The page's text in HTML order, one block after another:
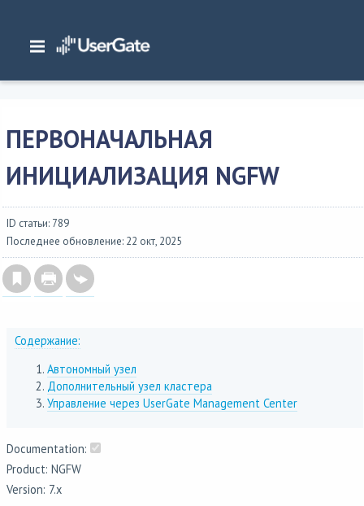
Главная/ Документация/NGFW
Интерфейс командной строки
ПЕРВОНАЧАЛЬНАЯ
ИНИЦИАЛИЗАЦИЯ NGFW
ID статьи: 789
Последнее обновление: 22 окт, 2025
Содержание:
Автономный узел
Дополнительный узел кластера
Управление через UserGate Management Center
Documentation:
Product: NGFW
Version: 7.x